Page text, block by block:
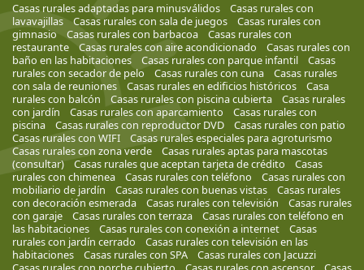
Casas rurales adaptadas para minusválidos
Casas rurales con
lavavajillas
Casas rurales con sala de juegos
Casas rurales con
gimnasio
Casas rurales con barbacoa
Casas rurales con
restaurante
Casas rurales con aire acondicionado
Casas rurales con
baño en las habitaciones
Casas rurales con parque infantil
Casas
rurales con secador de pelo
Casas rurales con cuna
Casas rurales
con sala de reuniones
Casas rurales en edificios históricos
Casa
rurales con balcón
Casas rurales con piscina cubierta
Casas rurales
con jardín
Casas rurales con aparcamiento
Casas rurales con
piscina
Casas rurales con reproductor DVD
Casas rurales con patio
Casas rurales con WIFI
Casas rurales especiales para agroturismo
Casas rurales con zona verde
Casas rurales aptas para mascotas
(consultar)
Casas rurales que aceptan tarjeta de crédito
Casas
rurales con chimenea
Casas rurales con teléfono
Casas rurales con
mobiliario de jardín
Casas rurales con buenas vistas
Casas rurales
con decoración esmerada
Casas rurales con televisión
Casas rurales
con garaje
Casas rurales con terraza
Casas rurales con teléfono en
las habitaciones
Casas rurales con conexión a internet
Casas
rurales con jardín cerrado
Casas rurales con televisión en las
habitaciones
Casas rurales con SPA
Casas rurales con Jacuzzi